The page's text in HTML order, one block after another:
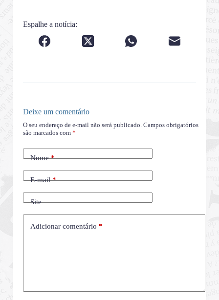
Espalhe a notícia:
Deixe um comentário
O seu endereço de e-mail não será publicado. Campos obrigatórios
são marcados com *
Nome*
E-mail*
Site
Adicionar comentário *